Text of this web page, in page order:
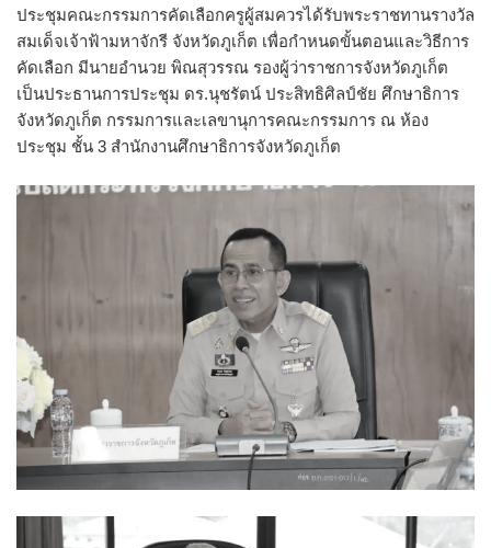
ประชุมคณะกรรมการคัดเลือกครูผู้สมควรได้รับพระราชทานรางวัล
สมเด็จเจ้าฟ้ามหาจักรี จังหวัดภูเก็ต เพื่อกำหนดขั้นตอนและวิธีการ
คัดเลือก มีนายอำนวย พิณสุวรรณ รองผู้ว่าราชการจังหวัดภูเก็ต
เป็นประธานการประชุม ดร.นุชรัตน์ ประสิทธิศิลป์ชัย ศึกษาธิการ
จังหวัดภูเก็ต กรรมการและเลขานุการคณะกรรมการ ณ ห้อง
ประชุม ชั้น 3 สำนักงานศึกษาธิการจังหวัดภูเก็ต